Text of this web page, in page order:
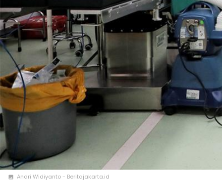
photo Andri Widiyanto - Beritajakarta.id